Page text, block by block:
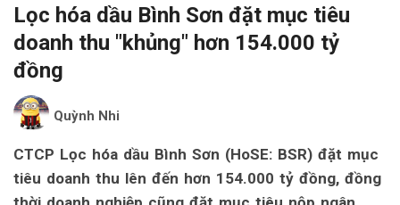
Lọc hóa dầu Bình Sơn đặt mục tiêu
doanh thu "khủng" hơn 154.000 tỷ
đồng
Quỳnh Nhi
CTCP Lọc hóa dầu Bình Sơn (HoSE: BSR) đặt mục
tiêu doanh thu lên đến hơn 154.000 tỷ đồng, đồng